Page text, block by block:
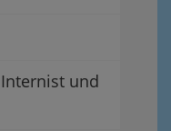
und